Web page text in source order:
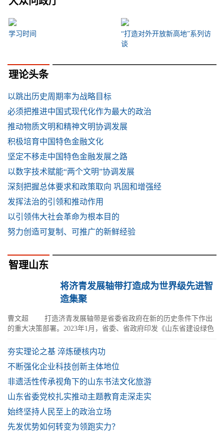
学习时间
“打造对外开放新高地”系列访
谈
理论头条
以跳出历史周期率为战略目标
必须把推进中国式现代化作为最大的政治
推动物质文明和精神文明协调发展
积极培育中国特色金融文化
坚定不移走中国特色金融发展之路
以数字技术赋能“两个文明”协调发展
深刻把握总体要求和政策取向 巩固和增强经
发挥法治的引领和推动作用
以引领伟大社会革命为根本目的
努力创造可复制、可推广的新鲜经验
智理山东
将济青发展轴带打造成为世界级先进智
造集聚
曹文超 打造济青发展轴带是省委省政府在新的历史条件下作出
的重大决策部署。2023年1月，省委、省政府印发《山东省建设绿色
夯实理论之基 淬炼硬核内功
不断强化企业科技创新主体地位
非遗活性传承视角下的山东书法文化旅游
山东省委党校扎实推动主题教育走深走实
始终坚持人民至上的政治立场
先发优势如何转变为领跑实力？